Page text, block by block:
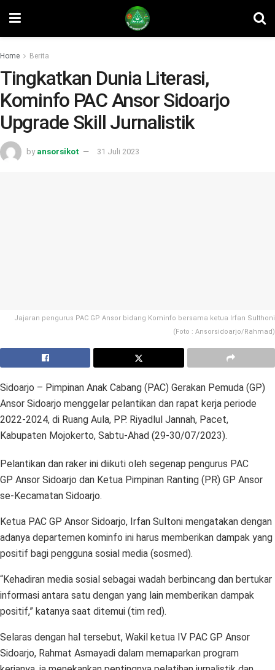
Home Berita
Tingkatkan Dunia Literasi,
Kominfo PAC Ansor Sidoarjo
Upgrade Skill Jurnalistik
by ansorsikot 31 Juli 2023
Jajaran pengurus PAC GP Ansor bidang Kominfo bersama ketua Irfan Sulthoni
(Foto : Ansorsidoarjo/Rahmad)
Sidoarjo – Pimpinan Anak Cabang (PAC) Gerakan Pemuda (GP)
Ansor Sidoarjo menggelar pelantikan dan rapat kerja periode
2022-2024, di Ruang Aula, PP. Riyadlul Jannah, Pacet,
Kabupaten Mojokerto, Sabtu-Ahad (29-30/07/2023).
Pelantikan dan raker ini diikuti oleh segenap pengurus PAC
GP Ansor Sidoarjo dan Ketua Pimpinan Ranting (PR) GP Ansor
se-Kecamatan Sidoarjo.
Ketua PAC GP Ansor Sidoarjo, Irfan Sultoni mengatakan dengan
adanya departemen kominfo ini harus memberikan dampak yang
positif bagi pengguna sosial media (sosmed).
“Kehadiran media sosial sebagai wadah berbincang dan bertukar
informasi antara satu dengan yang lain memberikan dampak
positif,” katanya saat ditemui (tim red).
Selaras dengan hal tersebut, Wakil ketua IV PAC GP Ansor
Sidoarjo, Rahmat Asmayadi dalam memaparkan program